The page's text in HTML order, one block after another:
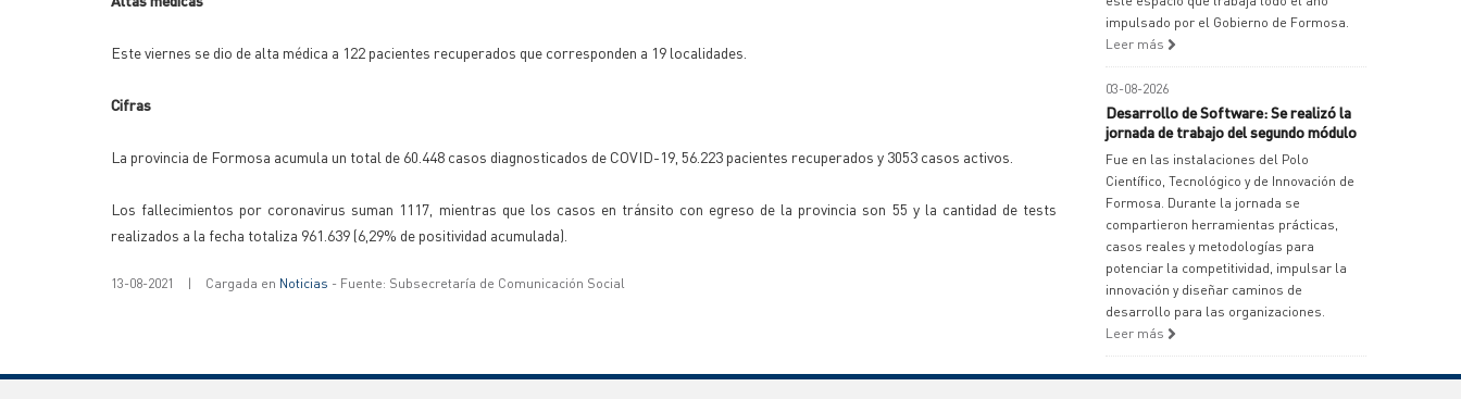
Este viernes se dio de alta médica a 122 pacientes recuperados que corresponden a 19 localidades.
Cifras
La provincia de Formosa acumula un total de 60.448 casos diagnosticados de COVID-19, 56.223 pacientes recuperados y 3053 casos activos.
Los fallecimientos por coronavirus suman 1117, mientras que los casos en tránsito con egreso de la provincia son 55 y la cantidad de tests
realizados a la fecha totaliza 961.639 (6,29% de positividad acumulada).
13-08-2021 | Cargada en Noticias - Fuente: Subsecretaría de Comunicación Social
impulsado por el Gobierno de Formosa.
Leer más
03-08-2026
Desarrollo de Software: Se realizó la
jornada de trabajo del segundo módulo
Fue en las instalaciones del Polo
Científico, Tecnológico y de Innovación de
Formosa. Durante la jornada se
compartieron herramientas prácticas,
casos reales y metodologías para
potenciar la competitividad, impulsar la
innovación y diseñar caminos de
desarrollo para las organizaciones.
Leer más